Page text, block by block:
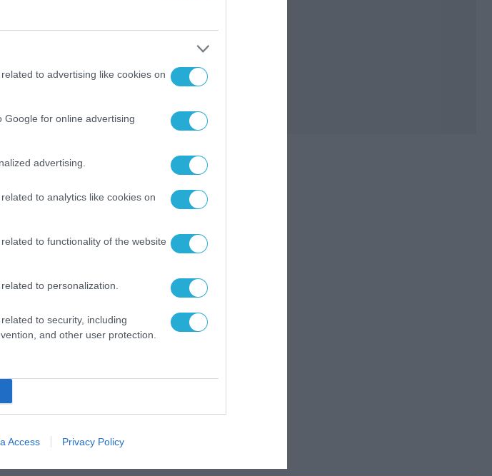
to advertising like cookies on
Google for online advertising
advertising.
to analytics like cookies on
to functionality of the website
to personalization.
to security, including
and other user protection.
Access Privacy Policy